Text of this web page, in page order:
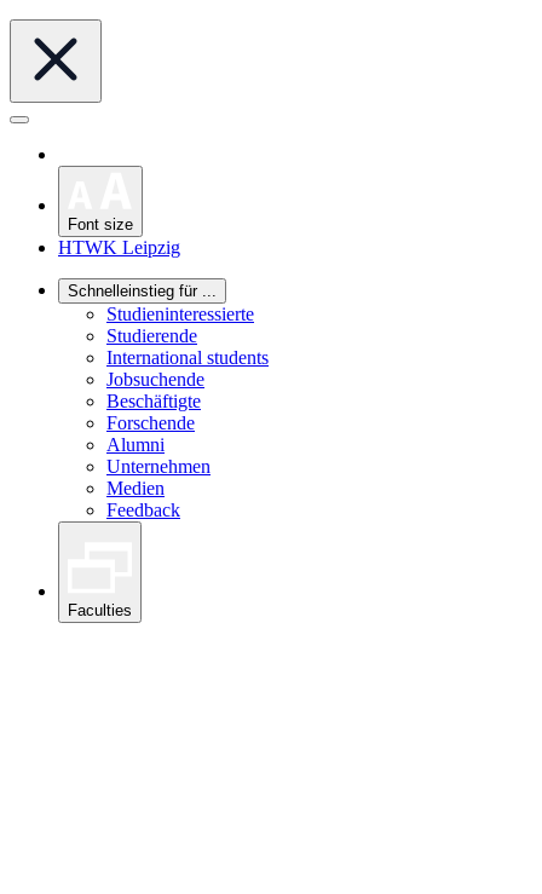
Font size
HTWK Leipzig
Schnelleinstieg für ...
Studieninteressierte
Studierende
International students
Jobsuchende
Beschäftigte
Forschende
Alumni
Unternehmen
Medien
Feedback
Faculties